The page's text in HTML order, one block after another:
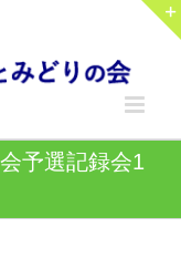
予選記録会1